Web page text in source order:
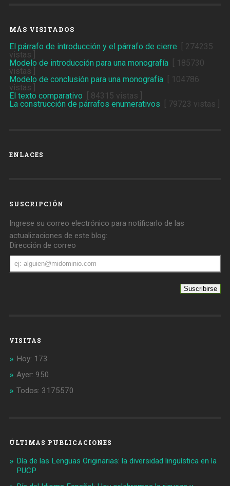
MÁS VISITADOS
El párrafo de introducción y el párrafo de cierre [ 274235
vistas ]
Modelo de introducción para una monografía[ 185730
vistas ]
Modelo de conclusión para una monografía[ 104786
vistas ]
El texto comparativo [ 84315 vistas ]
La construcción de párrafos enumerativos [ 79723 vistas ]
ENLACES
SUSCRIPCIÓN
Ingrese su correo electrónico para notificarlo de las
actualizaciones de este blog:
Dirección de correo
Dirección
de
correo
VISITAS
Hoy: 173
Ayer: 950
Todos: 3175570
ÚLTIMAS PUBLICACIONES
Día de las Lenguas Originarias: la diversidad lingüística en la
PUCP